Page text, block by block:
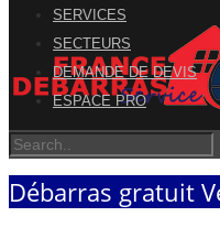
SERVICES
SECTEURS
DEMANDE DE DEVIS
ESPACE PRO
Débarras gratuit